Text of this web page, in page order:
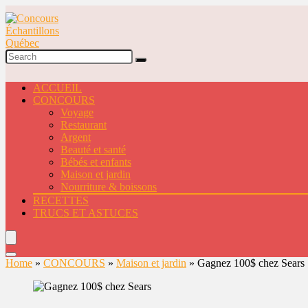
ACCUEIL
CONCOURS
Voyage
Restaurant
Argent
Beauté et santé
Bébés et enfants
Maison et jardin
Nourriture & boissons
RECETTES
TRUCS ET ASTUCES
Home » CONCOURS » Maison et jardin » Gagnez 100$ chez Sears